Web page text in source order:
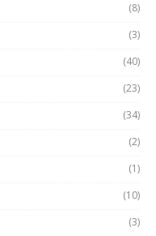
(8)
(3)
(40)
(23)
(34)
(2)
(1)
(10)
(3)